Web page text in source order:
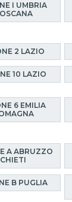
I UMBRIA
2 LAZIO
10 LAZIO
6 EMILIA
A ABRUZZO
CHIETI
B PUGLIA